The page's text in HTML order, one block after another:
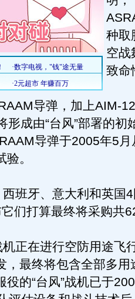
种取
空战
致命
导弹，加上AIM-
形成由“台风”部署的初
导弹于2005年5月
。
班牙、意大利和英国4
们打算最终将采购共
正在进行空防用途飞
，最终将包含全部多用
役的“台风”战机已于